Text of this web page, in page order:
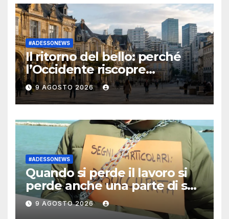
#ADESSONEWS
Il ritorno del bello: perché
l’Occidente riscopre
l’armonia dopo l’epoca
dell’anonimato
9 AGOSTO 2026
#ADESSONEWS
Quando si perde il lavoro si
perde anche una parte di sé:
la disoccupazione può
cambiare la personalità
9 AGOSTO 2026